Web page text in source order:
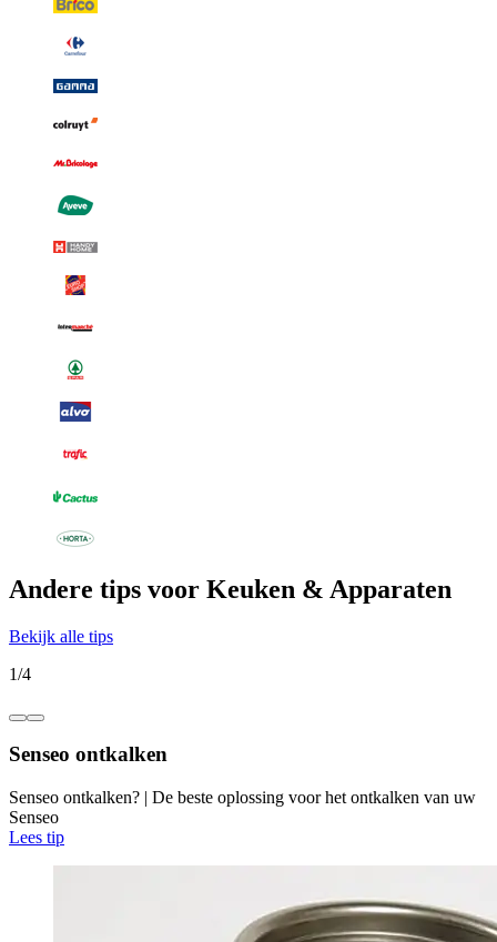
Andere tips voor Keuken & Apparaten
Bekijk alle tips
1/4
Senseo ontkalken
Senseo ontkalken? | De beste oplossing voor het ontkalken van uw
Senseo
Lees tip